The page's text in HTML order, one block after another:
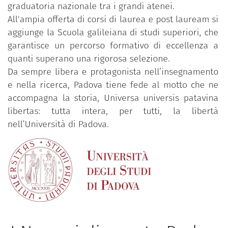
graduatoria nazionale tra i grandi atenei.
All'ampia offerta di corsi di laurea e post lauream si
aggiunge la Scuola galileiana di studi superiori, che
garantisce un percorso formativo di eccellenza a
quanti superano una rigorosa selezione.
Da sempre libera e protagonista nell’insegnamento
e nella ricerca, Padova tiene fede al motto che ne
accompagna la storia, Universa universis patavina
libertas: tutta intera, per tutti, la libertà
nell’Università di Padova.